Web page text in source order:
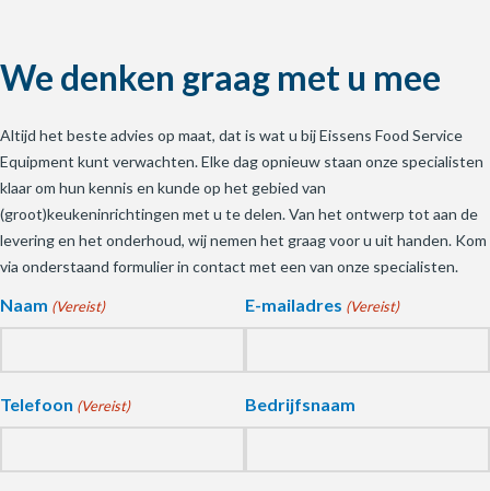
We denken graag met u mee
Altijd het beste advies op maat, dat is wat u bij Eissens Food Service
Equipment kunt verwachten. Elke dag opnieuw staan onze specialisten
klaar om hun kennis en kunde op het gebied van
(groot)keukeninrichtingen met u te delen. Van het ontwerp tot aan de
levering en het onderhoud, wij nemen het graag voor u uit handen. Kom
via onderstaand formulier in contact met een van onze specialisten.
Naam (Vereist) E-mailadres (Vereist)
Telefoon (Vereist) Bedrijfsnaam